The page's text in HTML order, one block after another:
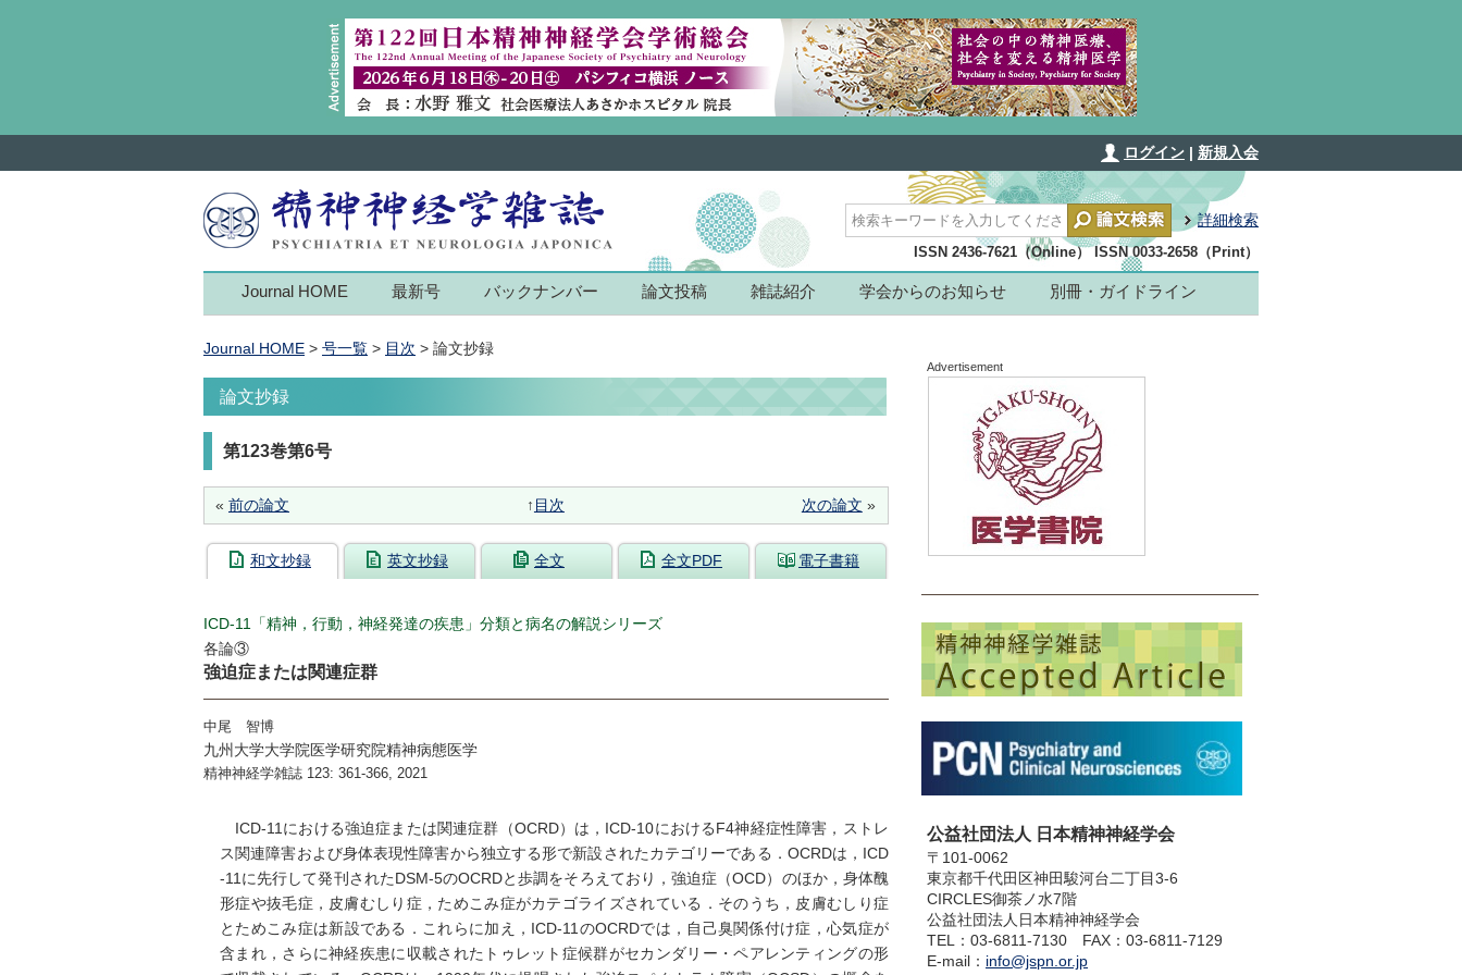
ログイン | 新規入会
詳細検索
ISSN 2436-7621（Online） ISSN 0033-2658（Print）
Journal HOME 最新号 バックナンバー 論文投稿 雑誌紹介 学会からのお知らせ 別冊・ガイドライン
Journal HOME > 号一覧 > 目次 > 論文抄録
論文抄録
第123巻第6号
« 前の論文 ↑ 目次 次の論文 »
和文抄録 英文抄録 全文 全文PDF 電子書籍
ICD-11「精神，行動，神経発達の疾患」分類と病名の解説シリーズ
各論③
強迫症または関連症群
中尾 智博
九州大学大学院医学研究院精神病態医学
精神神経学雑誌 123: 361-366, 2021
ICD-11における強迫症または関連症群（OCRD）は，ICD-10におけるF4神経症性障害，ストレ
ス関連障害および身体表現性障害から独立する形で新設されたカテゴリーである．OCRDは，ICD
-11に先行して発刊されたDSM-5のOCRDと歩調をそろえており，強迫症（OCD）のほか，身体醜
形症や抜毛症，皮膚むしり症，ためこみ症がカテゴライズされている．そのうち，皮膚むしり症
とためこみ症は新設である．これらに加え，ICD-11のOCRDでは，自己臭関係付け症，心気症が
含まれ，さらに神経疾患に収載されたトゥレット症候群がセカンダリー・ペアレンティングの形
Advertisement
公益社団法人 日本精神神経学会
〒101-0062
東京都千代田区神田駿河台二丁目3-6
CIRCLES御茶ノ水7階
公益社団法人日本精神神経学会
TEL：03-6811-7130 FAX：03-6811-7129
E-mail： info@jspn.or.jp